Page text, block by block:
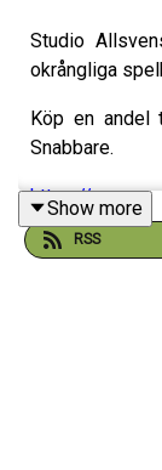
Studio
okrångliga
Köp en andel
Snabbare.
https://
Show more
RSS